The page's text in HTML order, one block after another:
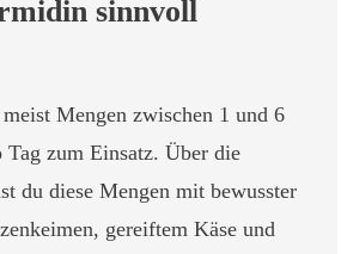
sinnvoll
Mengen zwischen 1 und 6
zum Einsatz. Über die
du diese Mengen mit bewusster
gereiftem Käse und